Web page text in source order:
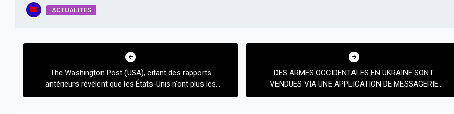
ACTUALITES
Navigation
l’articleThe Washington Post (USA), citant des rapports
antérieurs révèlent que les États-Unis n’ont plus les
yeux sur les armes fournies massivement au
DES ARMES OCCIDENTALES EN UKRAINE SONT
VENDUES VIA UNE APPLICATION DE MESSAGERIE
CRYPTÉE SELON UN RAPPORT